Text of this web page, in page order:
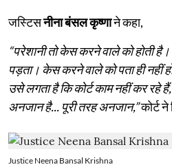
जस्टिसनीना बंसल कृष्णाने कहा,
“परेशानी तो केस करने वाले को होती
पड़ता। केस करने वाले को पता ही नहीं
उसे लगता है कि कोर्ट काम नहीं कर रहे
अनजान है... पूरी तरह अनजान,”कोर्ट ने
Justice Neena Bansal Krishna